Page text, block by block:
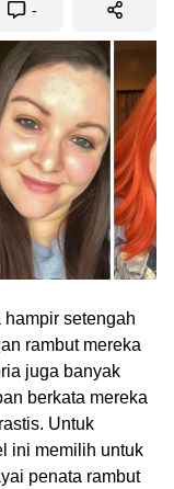
-
setengah
rambut mereka
juga banyak
berkata mereka
Untuk
ini memilih untuk
penata rambut